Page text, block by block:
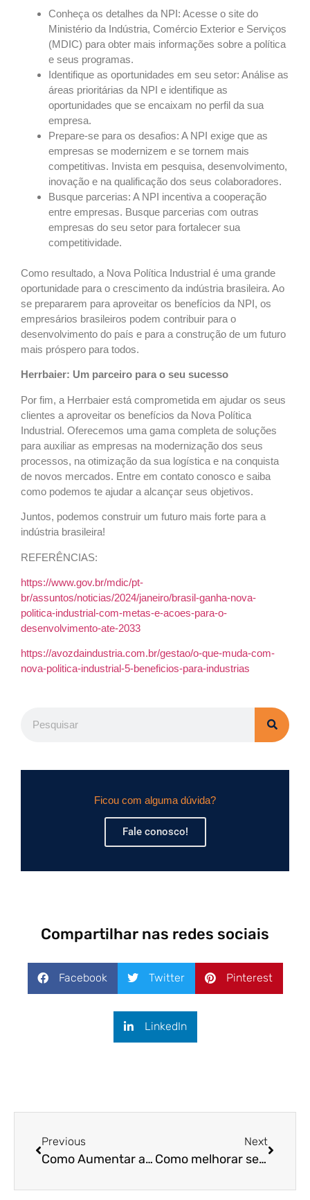
Conheça os detalhes da NPI: Acesse o site do
Ministério da Indústria, Comércio Exterior e Serviços
(MDIC) para obter mais informações sobre a política
e seus programas.
Identifique as oportunidades em seu setor: Análise as
áreas prioritárias da NPI e identifique as
oportunidades que se encaixam no perfil da sua
empresa.
Prepare-se para os desafios: A NPI exige que as
empresas se modernizem e se tornem mais
competitivas. Invista em pesquisa, desenvolvimento,
inovação e na qualificação dos seus colaboradores.
Busque parcerias: A NPI incentiva a cooperação
entre empresas. Busque parcerias com outras
empresas do seu setor para fortalecer sua
competitividade.
Como resultado, a Nova Política Industrial é uma grande
oportunidade para o crescimento da indústria brasileira. Ao
se prepararem para aproveitar os benefícios da NPI, os
empresários brasileiros podem contribuir para o
desenvolvimento do país e para a construção de um futuro
mais próspero para todos.
Herrbaier: Um parceiro para o seu sucesso
Por fim, a Herrbaier está comprometida em ajudar os seus
clientes a aproveitar os benefícios da Nova Política
Industrial. Oferecemos uma gama completa de soluções
para auxiliar as empresas na modernização dos seus
processos, na otimização da sua logística e na conquista
de novos mercados. Entre em contato conosco e saiba
como podemos te ajudar a alcançar seus objetivos.
Juntos, podemos construir um futuro mais forte para a
indústria brasileira!
REFERÊNCIAS:
https://www.gov.br/mdic/pt-
br/assuntos/noticias/2024/janeiro/brasil-ganha-nova-
politica-industrial-com-metas-e-acoes-para-o-
desenvolvimento-ate-2033
https://avozdaindustria.com.br/gestao/o-que-muda-com-
nova-politica-industrial-5-beneficios-para-industrias
Ficou com alguma dúvida?
Fale conosco!
Compartilhar nas redes sociais
Facebook Twitter Pinterest
LinkedIn
Previous
Como Aumentar a Produtividade Industrial de Forma Sustentável!
Next
Como melhorar seu controle de estoque